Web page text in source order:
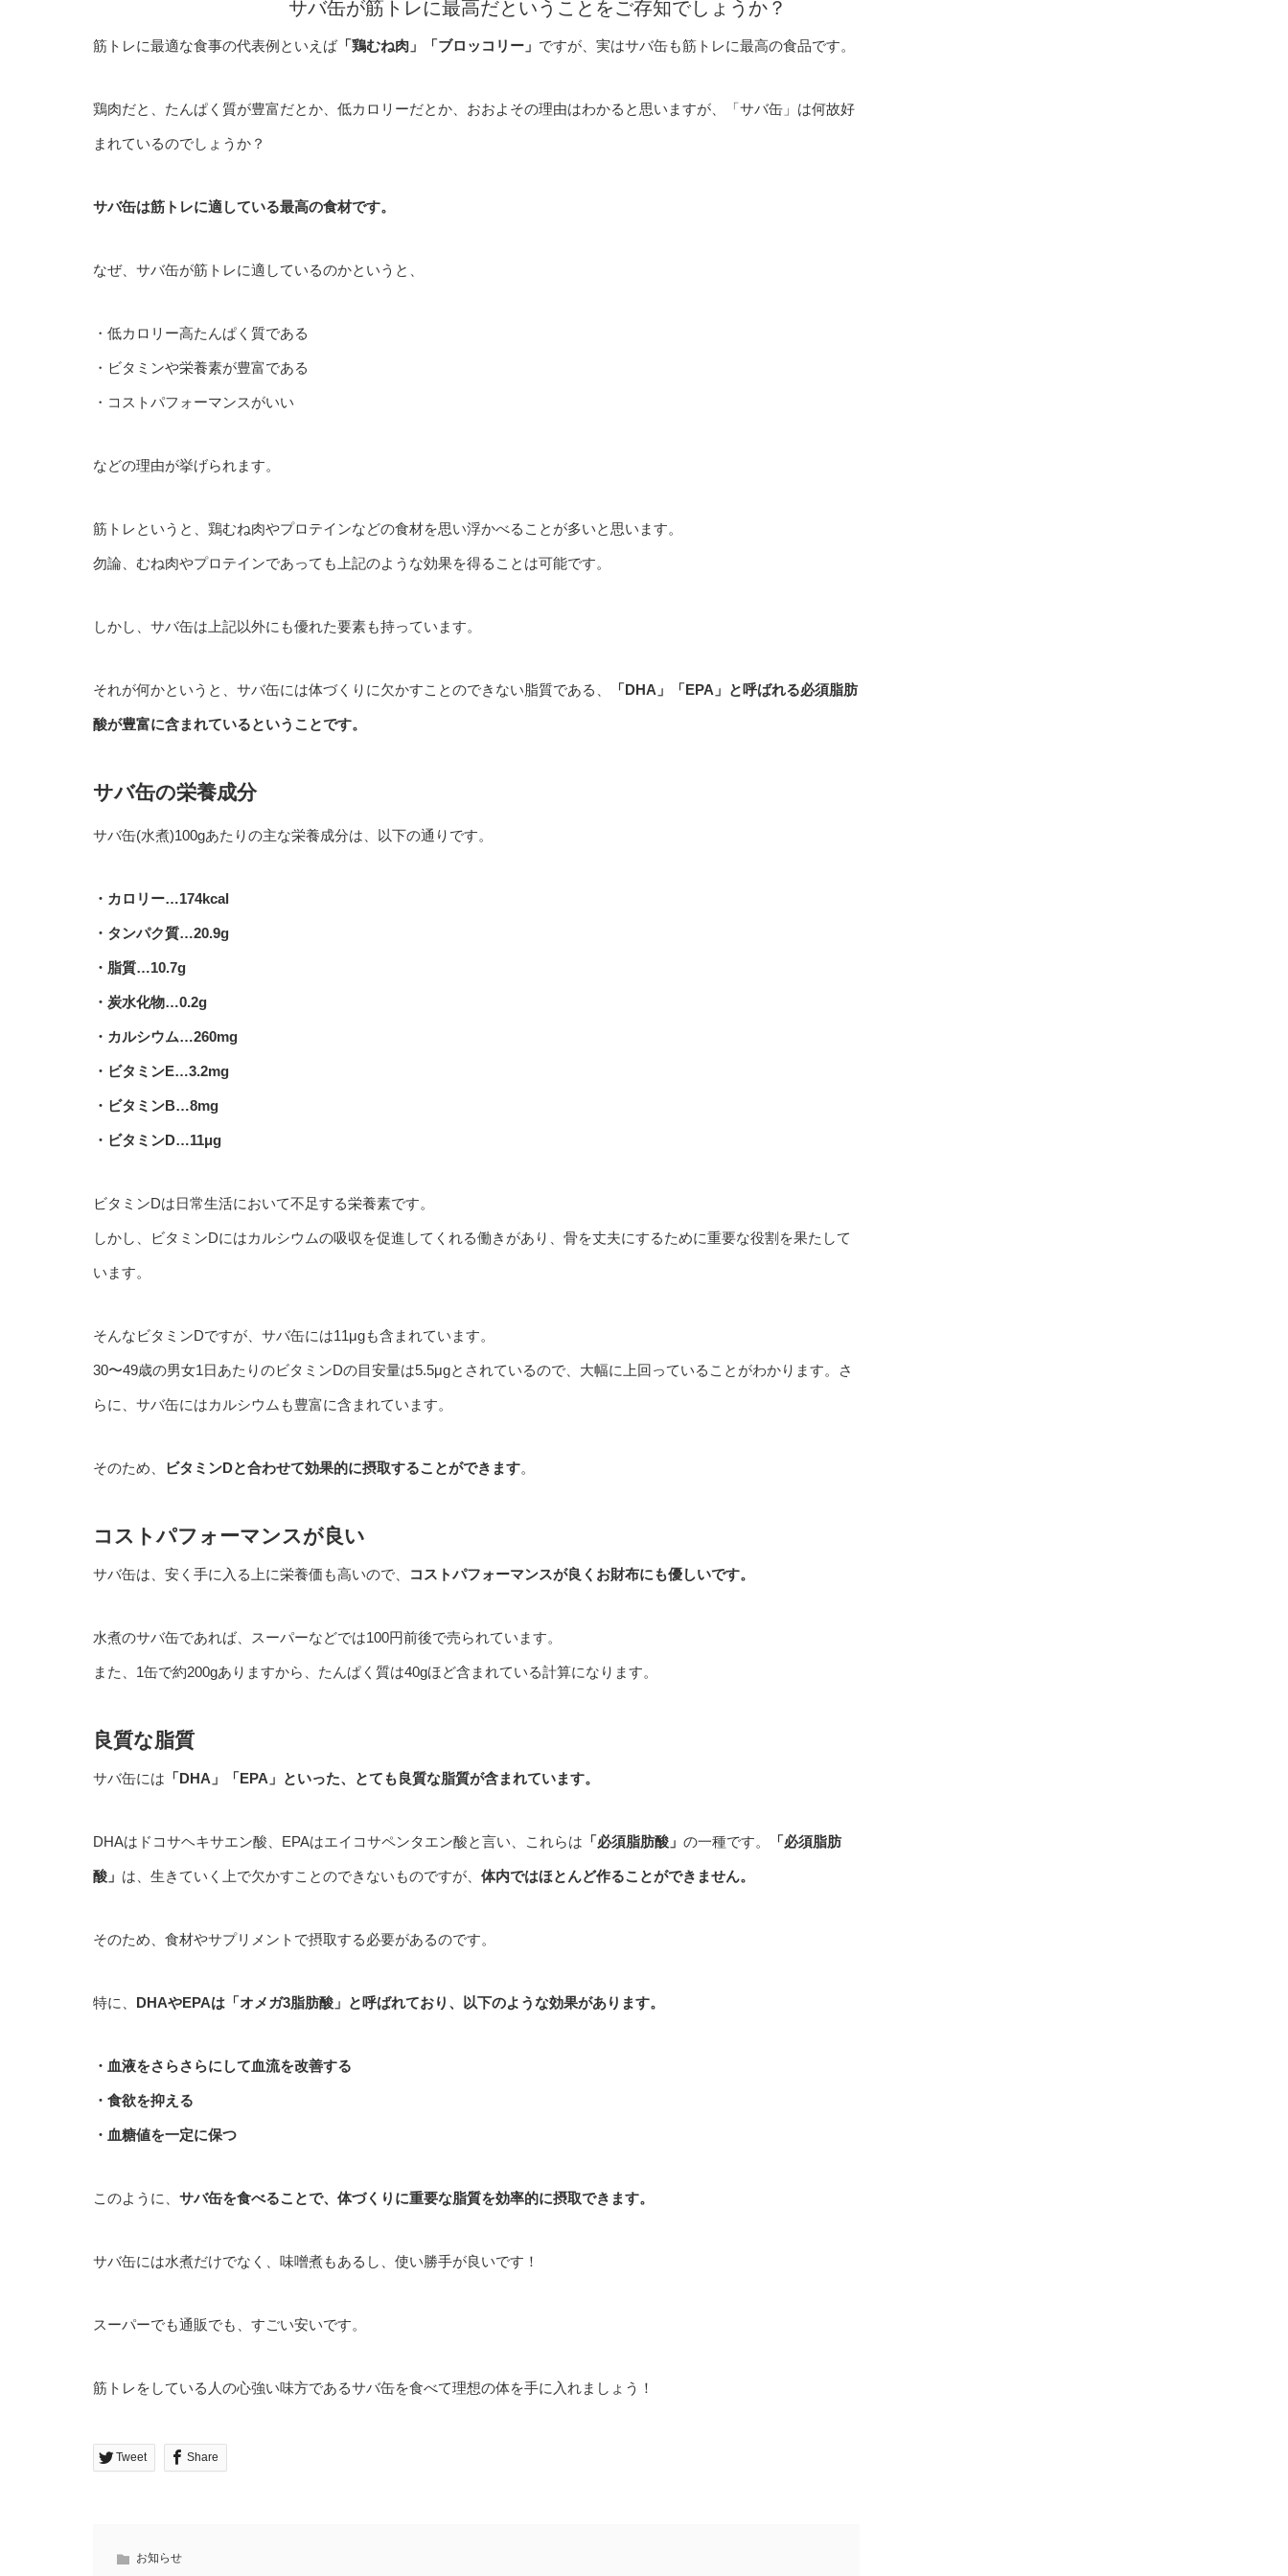
サバ缶が筋トレに最高だということをご存知でしょうか？
筋トレに最適な食事の代表例といえば「鶏むね肉」「ブロッコリー」 ですが、実はサバ缶も筋トレに最高の食品です。
鶏肉だと、たんぱく質が豊富だとか、低カロリーだとか、おおよその理由はわかると思いますが、「サバ缶」は何故好
まれているのでしょう か？
サバ缶は筋トレに適している最高の食材です。
なぜ、サバ缶が筋トレに適しているのかというと、
・低カロリー高たんぱく質である
・ビタミンや栄養素が豊富である
・コストパフォーマンスがいい
などの理由が挙げられます。
筋トレというと、鶏むね肉やプロテインなどの食材を思い浮かべることが多いと思います。
勿論、むね肉やプロテインであっても上記のような効果を得ることは可能です。
しかし、 サバ缶は上記以外にも優れた要素も持っています。
それが何かというと、サバ缶には体づくりに欠かすことのできない脂質である、 「DHA」「EPA」と呼ばれる必須脂肪
酸が豊富に含まれているということです。
サバ缶の栄養成分
サバ缶(水煮)100gあたりの主な栄養成分は、以下の通りです。
・カロリー…174kcal
・タンパク質…20.9g
・脂質…10.7g
・炭水化物…0.2g
・カルシウム…260mg
・ビタミンE…3.2mg
・ビタミンB…8mg
・ビタミンD…11μg
ビタミンDは日常生活において不足する栄養素です。
しかし、ビタミンDにはカルシウムの吸収を促進してくれる働きがあり、 骨を丈夫にするために重要な役割を果たして
います。
そんなビタミンDですが、 サバ缶には11μgも含まれています。
30〜49歳の男女1日あたりのビタミンDの目安量は5.5μgとされているので、大幅に上回っていることがわかります。さ
らに、サバ缶にはカルシウムも豊富に含まれています。
そのため、 ビタミンDと合わせて効果的に摂取することができます。
コストパフォーマンスが良い
サバ缶は、安く手に入る上に栄養価も高いので、 コストパフォーマンスが良くお財布にも優しいです。
水煮のサバ缶であれば、スーパーなどでは100円前後で売られています。
また、1缶で約200gありますから、 たんぱく質は40gほど含まれている計算になります。
良質な脂質
サバ缶には 「DHA」「EPA」といった、とても良質な脂質が含まれています。
DHAはドコサヘキサエン酸、EPAはエイコサペンタエン酸と言い、 これらは 「必須脂肪酸」 の一種です。 「必須脂肪
酸」 は、生きていく上で欠かすことのできないものですが、 体内ではほとんど作ることができません。
そのため、 食材やサプリメントで摂取する必要があるのです。
特に、 DHAやEPAは「オメガ3脂肪酸」と呼ばれており、以下のような効果があります。
・血液をさらさらにして血流を改善する
・食欲を抑える
・血糖値を一定に保つ
このように、 サバ缶を食べることで、体づくりに重要な脂質を効率的に摂取できます。
サバ缶には水煮だけでなく、味噌煮もあるし、使い勝手が良いです！
スーパーでも通販でも、すごい安いです。
筋トレをしている人の心強い味方であるサバ缶を食べて理想の体を手に入れましょう！
Tweet Share
お知らせ